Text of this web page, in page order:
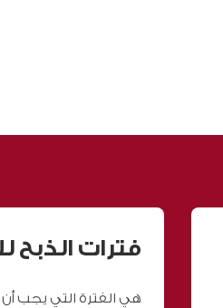
فترات الذبح
هي الفترة التي يجب